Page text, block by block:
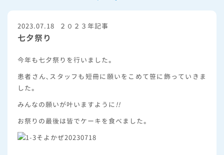
2023.07.18 ２０２３年記事
七夕祭り
今年も七夕祭りを行いました。
患者さん、スタッフも短冊に願いをこめて笹に飾っていきま
した。
みんなの願いが叶いますように!!
お祭りの最後は皆でケーキを食べました。